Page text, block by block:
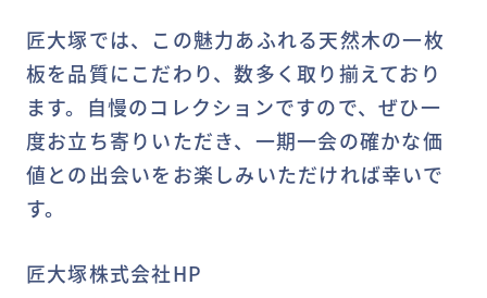
匠大塚では、この魅力あふれる天然木の一枚
板を品質にこだわり、数多く取り揃えており
ます。自慢のコレクションですので、ぜひ一
度お立ち寄りいただき、一期一会の確かな価
値との出会いをお楽しみいただければ幸いで
す。
匠大塚株式会社HP